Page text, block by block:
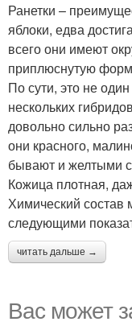
Ранетки –
яблоки, едва
всего они имеют
приплюснутую
По сути, это не
нескольких
довольно сильно
они красного,
бывают и желтыми
Кожица плотная,
Химический состав
следующими
читать дальше →
Вас может